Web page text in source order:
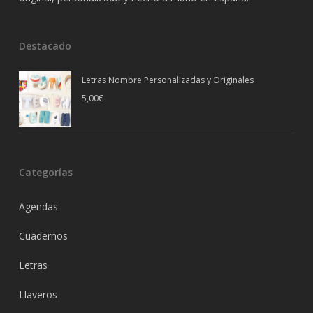
Destacado
Letras Nombre Personalizadas y Originales
5,00€
Categorías
Agendas
Cuadernos
Letras
Llaveros